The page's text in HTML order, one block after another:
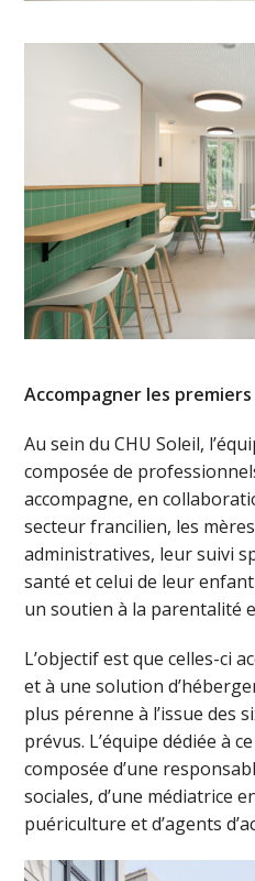
Accompagner les
Au sein du CHU Soleil,
composée de
accompagne, en
secteur francilien, les
administratives, leur suivi
santé et celui de leur
un soutien à la parentalité
L’objectif est que celles-ci
et à une solution
plus pérenne à l’issue des
prévus. L’équipe dédiée à
composée d’une
sociales, d’une médiatrice
puériculture et d’agents